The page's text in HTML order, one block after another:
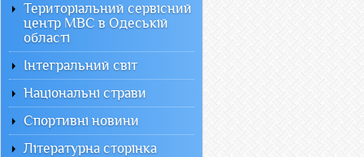
Територіальний сервісний
центр МВС в Одеській
області
Інтегральний світ
Національні страви
Спортивні новини
Літературна сторінка